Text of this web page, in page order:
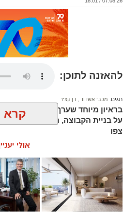
להאזנה לתוכן:
תגים: מכבי אשדוד דן קציר
בראיון מיוחד שערך מאמן מכבי
על בניית הקבוצה, הדרך של
צפו
קרא
אולי